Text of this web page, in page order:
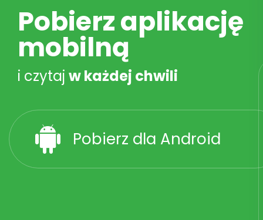
Pobierz aplikację
mobilną
i czytaj w każdej chwili
Pobierz dla Android